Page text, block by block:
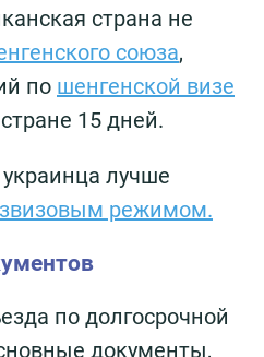
страна не
союза,
по шенгенской визе
15 дней.
лучше
режимом.
по долгосрочной
документы,